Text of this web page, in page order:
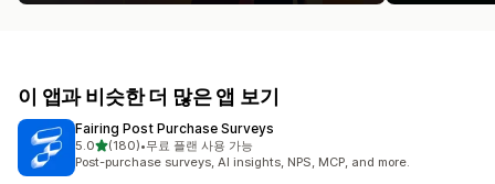
이 앱과 비슷한 더 많은 앱 보기
Fairing Post Purchase Surveys
5.0별 5개 중
(180)
총 리뷰 180개
•무료 플랜 사용 가능
Post-purchase surveys, AI insights, NPS, MCP, and more.